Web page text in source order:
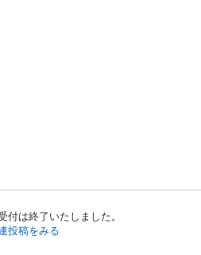
付は終了いたしました。
投稿をみる